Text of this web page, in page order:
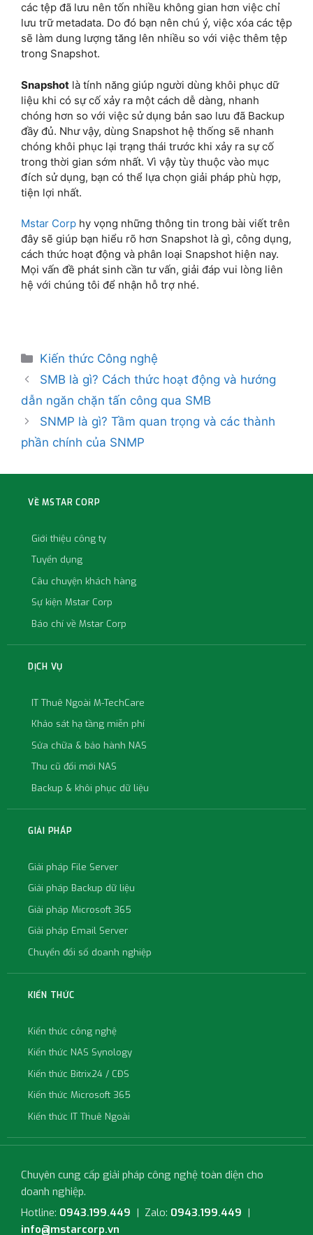
các tệp đã lưu nên tốn nhiều không gian hơn việc chỉ
lưu trữ metadata. Do đó bạn nên chú ý, việc xóa các tệp
sẽ làm dung lượng tăng lên nhiều so với việc thêm tệp
trong Snapshot.
Snapshot là tính năng giúp người dùng khôi phục dữ
liệu khi có sự cố xảy ra một cách dễ dàng, nhanh
chóng hơn so với việc sử dụng bản sao lưu đã Backup
đầy đủ. Như vậy, dùng Snapshot hệ thống sẽ nhanh
chóng khôi phục lại trạng thái trước khi xảy ra sự cố
trong thời gian sớm nhất. Vì vậy tùy thuộc vào mục
đích sử dụng, bạn có thể lựa chọn giải pháp phù hợp,
tiện lợi nhất.
Mstar Corp hy vọng những thông tin trong bài viết trên
đây sẽ giúp bạn hiểu rõ hơn Snapshot là gì, công dụng,
cách thức hoạt động và phân loại Snapshot hiện nay.
Mọi vấn đề phát sinh cần tư vấn, giải đáp vui lòng liên
hệ với chúng tôi để nhận hỗ trợ nhé.
Kiến thức Công nghệ
SMB là gì? Cách thức hoạt động và hướng
dẫn ngăn chặn tấn công qua SMB
SNMP là gì? Tầm quan trọng và các thành
phần chính của SNMP
VỀ MSTAR CORP
Giới thiệu công ty
Tuyển dụng
Câu chuyện khách hàng
Sự kiện Mstar Corp
Báo chí về Mstar Corp
DỊCH VỤ
IT Thuê Ngoài M-TechCare
Khảo sát hạ tầng miễn phí
Sửa chữa & bảo hành NAS
Thu cũ đổi mới NAS
Backup & khôi phục dữ liệu
GIẢI PHÁP
Giải pháp File Server
Giải pháp Backup dữ liệu
Giải pháp Microsoft 365
Giải pháp Email Server
Chuyển đổi số doanh nghiệp
KIẾN THỨC
Kiến thức công nghệ
Kiến thức NAS Synology
Kiến thức Bitrix24 / CĐS
Kiến thức Microsoft 365
Kiến thức IT Thuê Ngoài
Chuyên cung cấp giải pháp công nghệ toàn diện cho
doanh nghiệp.
Hotline: 0943.199.449 | Zalo: 0943.199.449 |
info@mstarcorp.vn